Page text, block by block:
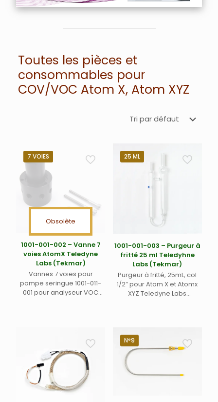
Toutes les pièces et
consommables pour
COV/VOC Atom X, Atom XYZ
7 VOIES
Obsolète
1001-001-002 – Vanne 7
voies AtomX Teledyne
Labs (Tekmar)
Vannes 7 voies pour
pompe seringue 1001-011-
001 pour analyseur VOC
25 ML
1001-001-003 – Purgeur à
fritté 25 ml Teledyhne
Labs (Tekmar)
Purgeur à fritté, 25mL, col
1/2″ pour Atom X et Atomx
XYZ Teledyne Labs
N°9